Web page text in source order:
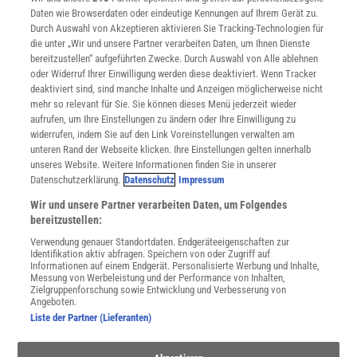
INFO
Mediadaten
Datenschutz
Nutzungsbedingungen
Cookie-Einstellungen
Utiq verwalten
Nutzungsbasierte Onlinewerbung
Alle Artikel
Impressum
Angebote für Schulen
Angebote für Institutionen
Sprachen lernen mit Gymglish
Lexika
Für Spektrum schreiben
Zugänglichkeitserklärung
WEBSEITEN
KielSCN
Daten wie Browserdaten oder eindeutige Kennungen auf Ihrem Gerät zu.
Durch Auswahl von Akzeptieren aktivieren Sie Tracking-Technologien für
die unter „Wir und unsere Partner verarbeiten Daten, um Ihnen Dienste
bereitzustellen“ aufgeführten Zwecke. Durch Auswahl von Alle ablehnen
oder Widerruf Ihrer Einwilligung werden diese deaktiviert. Wenn Tracker
deaktiviert sind, sind manche Inhalte und Anzeigen möglicherweise nicht
mehr so relevant für Sie. Sie können dieses Menü jederzeit wieder
aufrufen, um Ihre Einstellungen zu ändern oder Ihre Einwilligung zu
widerrufen, indem Sie auf den Link Voreinstellungen verwalten am
unteren Rand der Webseite klicken. Ihre Einstellungen gelten innerhalb
unseres Website. Weitere Informationen finden Sie in unserer
Datenschutzerklärung. Datenschutz Impressum
Wir und unsere Partner verarbeiten Daten, um Folgendes
bereitzustellen:
Verwendung genauer Standortdaten. Endgeräteeigenschaften zur
Identifikation aktiv abfragen. Speichern von oder Zugriff auf
Informationen auf einem Endgerät. Personalisierte Werbung und Inhalte,
Messung von Werbeleistung und der Performance von Inhalten,
Zielgruppenforschung sowie Entwicklung und Verbesserung von
Angeboten.
Liste der Partner (Lieferanten)